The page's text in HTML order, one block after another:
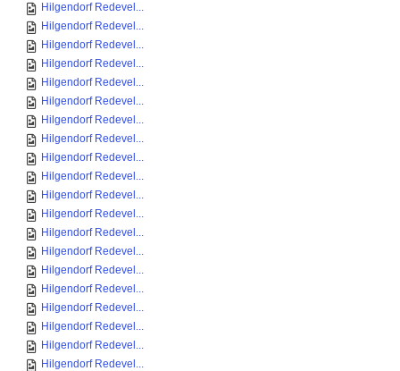
Hilgendorf Redevel...
Hilgendorf Redevel...
Hilgendorf Redevel...
Hilgendorf Redevel...
Hilgendorf Redevel...
Hilgendorf Redevel...
Hilgendorf Redevel...
Hilgendorf Redevel...
Hilgendorf Redevel...
Hilgendorf Redevel...
Hilgendorf Redevel...
Hilgendorf Redevel...
Hilgendorf Redevel...
Hilgendorf Redevel...
Hilgendorf Redevel...
Hilgendorf Redevel...
Hilgendorf Redevel...
Hilgendorf Redevel...
Hilgendorf Redevel...
Hilgendorf Redevel...